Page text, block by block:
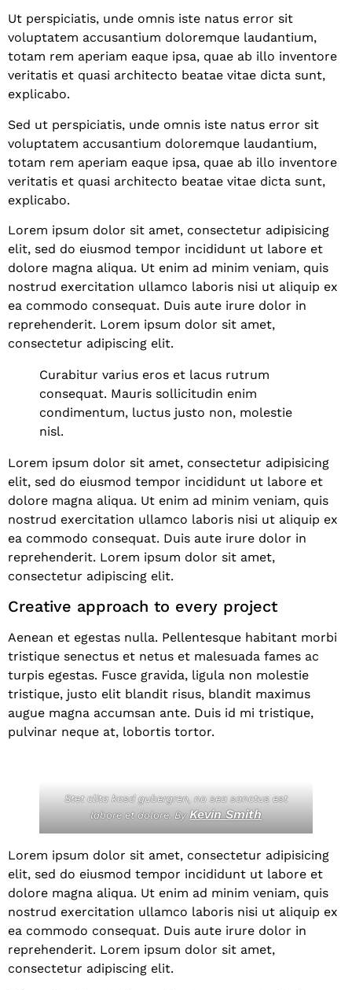
Ut perspiciatis, unde omnis iste natus error sit
voluptatem accusantium doloremque laudantium,
totam rem aperiam eaque ipsa, quae ab illo inventore
veritatis et quasi architecto beatae vitae dicta sunt,
explicabo.
Sed ut perspiciatis, unde omnis iste natus error sit
voluptatem accusantium doloremque laudantium,
totam rem aperiam eaque ipsa, quae ab illo inventore
veritatis et quasi architecto beatae vitae dicta sunt,
explicabo.
Lorem ipsum dolor sit amet, consectetur adipisicing
elit, sed do eiusmod tempor incididunt ut labore et
dolore magna aliqua. Ut enim ad minim veniam, quis
nostrud exercitation ullamco laboris nisi ut aliquip ex
ea commodo consequat. Duis aute irure dolor in
reprehenderit. Lorem ipsum dolor sit amet,
consectetur adipiscing elit.
Curabitur varius eros et lacus rutrum
consequat. Mauris sollicitudin enim
condimentum, luctus justo non, molestie
nisl.
Lorem ipsum dolor sit amet, consectetur adipisicing
elit, sed do eiusmod tempor incididunt ut labore et
dolore magna aliqua. Ut enim ad minim veniam, quis
nostrud exercitation ullamco laboris nisi ut aliquip ex
ea commodo consequat. Duis aute irure dolor in
reprehenderit. Lorem ipsum dolor sit amet,
consectetur adipiscing elit.
Creative approach to every project
Aenean et egestas nulla. Pellentesque habitant morbi
tristique senectus et netus et malesuada fames ac
turpis egestas. Fusce gravida, ligula non molestie
tristique, justo elit blandit risus, blandit maximus
augue magna accumsan ante. Duis id mi tristique,
pulvinar neque at, lobortis tortor.
Stet clita kasd gubergren, no sea sanctus est
labore et dolore. ByKevin Smith
Lorem ipsum dolor sit amet, consectetur adipisicing
elit, sed do eiusmod tempor incididunt ut labore et
dolore magna aliqua. Ut enim ad minim veniam, quis
nostrud exercitation ullamco laboris nisi ut aliquip ex
ea commodo consequat. Duis aute irure dolor in
reprehenderit. Lorem ipsum dolor sit amet,
consectetur adipiscing elit.